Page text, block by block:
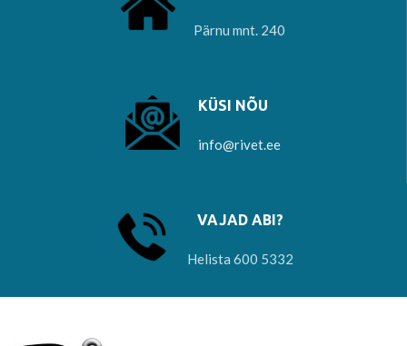
Pärnu mnt. 240
KÜSI NÕU
info@rivet.ee
VAJAD ABI?
Helista 600 5332